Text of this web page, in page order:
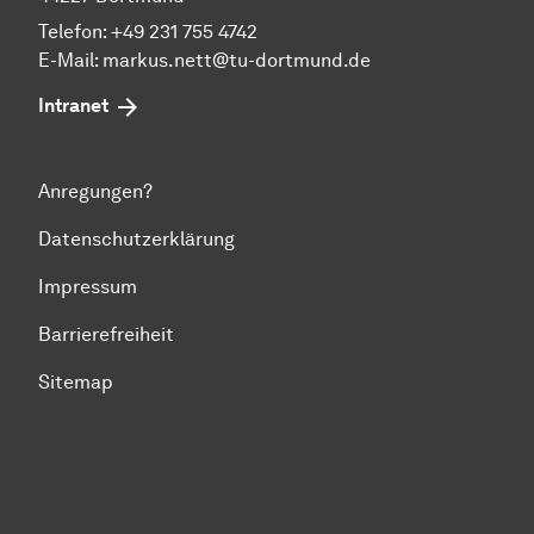
Telefon: +49 231 755 4742
E-Mail: markus.nett@tu-dortmund.de
Intranet
Anregungen?
Datenschutzerklärung
Impressum
Barrierefreiheit
Sitemap